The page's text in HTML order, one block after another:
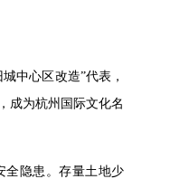
中心区改造”代表，
成为杭州国际文化名
全隐患。存量土地少